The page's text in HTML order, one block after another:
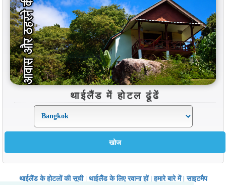
थाईलैंड में होटल ढूंढें
थाईलैंड के होटलों की सूची| थाईलैंड के लिए रवाना हों|हमारे बारे में|साइटमैप